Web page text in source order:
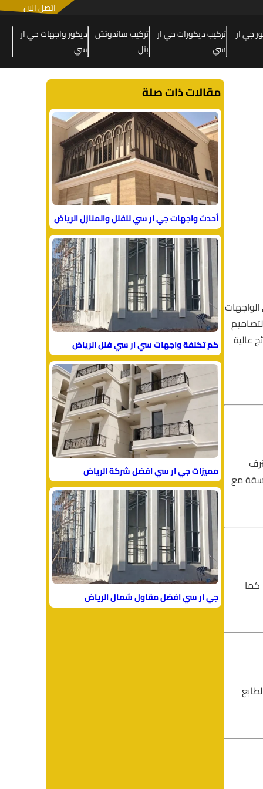
اتصل الان
جي ار
تركيب ديكورات جي ار
سي
تركيب ساندوتش
بنل
ديكور واجهات جي ار
سي
عالية
مع
كما
مقالات ذات صلة
أحدث واجهات جي ار سي للفلل والمنازل الرياض
كم تكلفة واجهات سي ار سي فلل الرياض
مميزات جي ار سي افضل شركة الرياض
جي ار سي افضل مقاول شمال الرياض